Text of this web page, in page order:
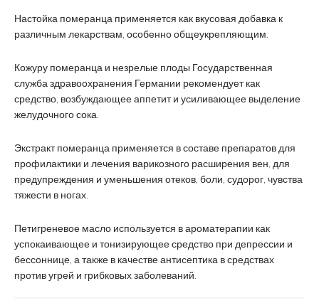
Настойка померанца применяется как вкусовая добавка к
различным лекарствам, особенно общеукрепляющим.
Кожуру померанца и незрелые плоды Государственная
служба здравоохранения Германии рекомендует как
средство, возбуждающее аппетит и усиливающее выделение
желудочного сока.
Экстракт померанца применяется в составе препаратов для
профилактики и лечения варикозного расширения вен, для
предупреждения и уменьшения отеков, боли, судорог, чувства
тяжести в ногах.
Петигреневое масло используется в ароматерапии как
успокаивающее и тонизирующее средство при депрессии и
бессоннице, а также в качестве антисептика в средствах
против угрей и грибковых заболеваний.